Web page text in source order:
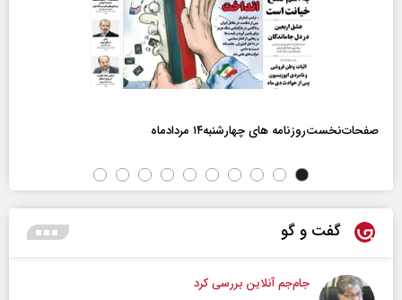
صفحات‌نخست‌روزنامه ها‌ی چهارشنبه‌۱۴ مردادماه
گفت و گو
جام‌جم آنلاین بررسی کرد